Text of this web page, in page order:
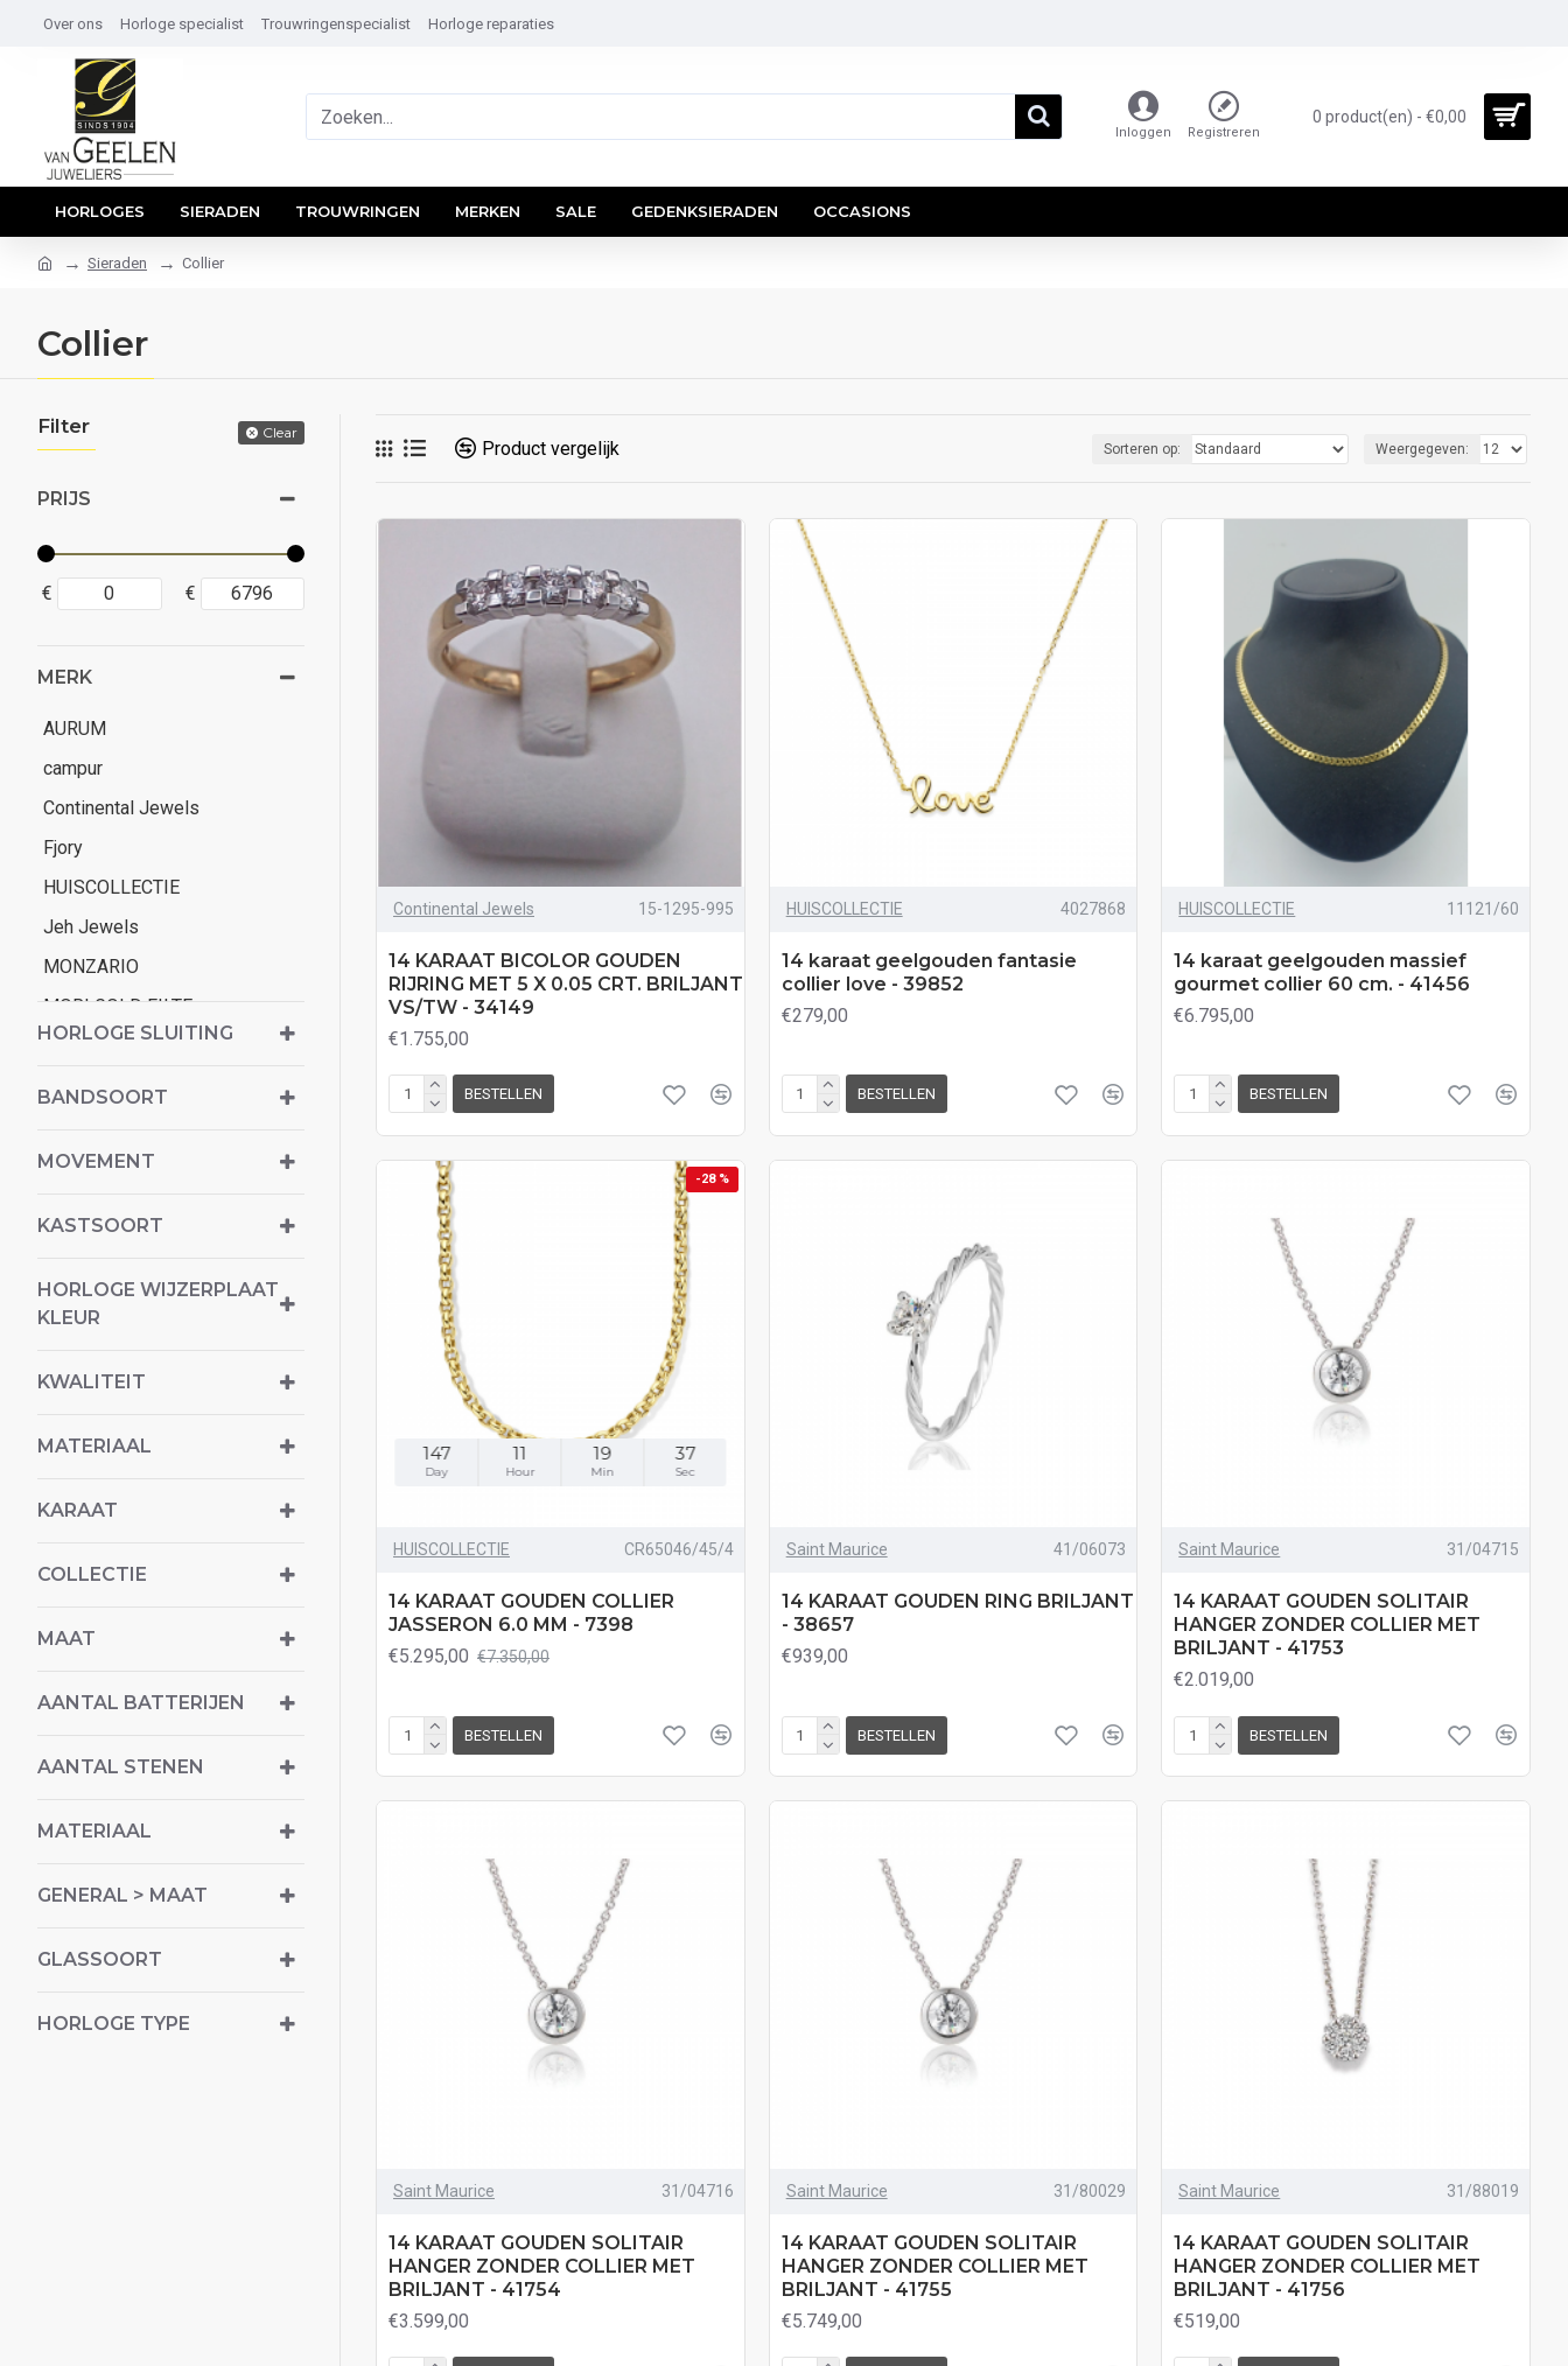
Over ons Horloge specialist Trouwringenspecialist Horloge reparaties
Inloggen Registreren
0 product(en) - €0,00
HORLOGES SIERADEN TROUWRINGEN MERKEN SALE GEDENKSIERADEN OCCASIONS
Sieraden Collier
Collier
Filter Clear
PRIJS
€ €
MERK
AURUM
campur
Continental Jewels
Fjory
HUISCOLLECTIE
Jeh Jewels
MONZARIO
MORI GOLD FILTE
Nol
Pas Diamonds
Saint Maurice
Silk
Step by Step
Zinzi Jewels
MATERIAAL
GENERAL > MAAT
GLASSOORT
HORLOGE SLUITING
BANDSOORT
HORLOGE TYPE
MOVEMENT
KASTSOORT
HORLOGE WIJZERPLAAT
KLEUR
KWALITEIT
MATERIAAL
KARAAT
COLLECTIE
MAAT
AANTAL BATTERIJEN
AANTAL STENEN
Product vergelijk Sorteren op: Weergegeven:
Continental Jewels 15-1295-995
14 KARAAT BICOLOR GOUDEN
RIJRING MET 5 X 0.05 CRT. BRILJANT
VS/TW - 34149
€1.755,00
BESTELLEN
HUISCOLLECTIE 4027868
14 karaat geelgouden fantasie
collier love - 39852
€279,00
BESTELLEN
HUISCOLLECTIE 11121/60
14 karaat geelgouden massief
gourmet collier 60 cm. - 41456
€6.795,00
BESTELLEN
-28 %
147
Day
11
Hour
19
Min
36
Sec
HUISCOLLECTIE CR65046/45/4
14 KARAAT GOUDEN COLLIER
JASSERON 6.0 MM - 7398
€5.295,00 €7.350,00
BESTELLEN
Saint Maurice 41/06073
14 KARAAT GOUDEN RING BRILJANT
- 38657
€939,00
BESTELLEN
Saint Maurice 31/04715
14 KARAAT GOUDEN SOLITAIR
HANGER ZONDER COLLIER MET
BRILJANT - 41753
€2.019,00
BESTELLEN
Saint Maurice 31/04716
14 KARAAT GOUDEN SOLITAIR
HANGER ZONDER COLLIER MET
BRILJANT - 41754
€3.599,00
Saint Maurice 31/80029
14 KARAAT GOUDEN SOLITAIR
HANGER ZONDER COLLIER MET
BRILJANT - 41755
€5.749,00
Saint Maurice 31/88019
14 KARAAT GOUDEN SOLITAIR
HANGER ZONDER COLLIER MET
BRILJANT - 41756
€519,00